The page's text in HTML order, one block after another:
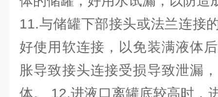
11.与储罐下部接头或法兰连接
好使用软连接，以免装满液体
胀导致接头连接受损导致泄漏
体。 12.进液口离罐底较高时，